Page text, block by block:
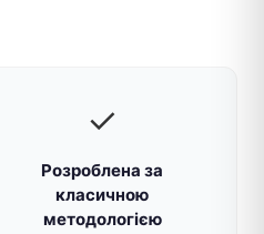
✓
Розроблена за
класичною
методологією